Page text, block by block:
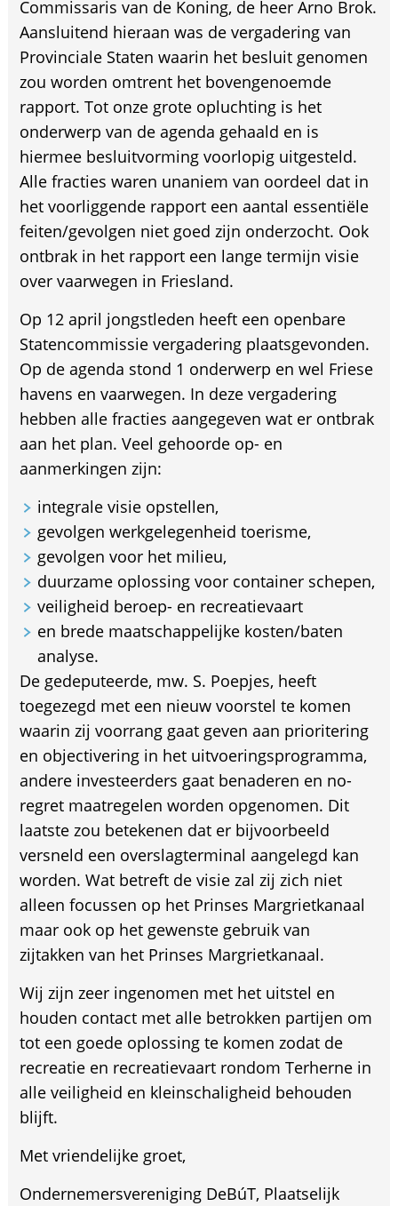
Commissaris van de Koning, de heer Arno Brok.
Aansluitend hieraan was de vergadering van
Provinciale Staten waarin het besluit genomen
zou worden omtrent het bovengenoemde
rapport. Tot onze grote opluchting is het
onderwerp van de agenda gehaald en is
hiermee besluitvorming voorlopig uitgesteld.
Alle fracties waren unaniem van oordeel dat in
het voorliggende rapport een aantal essentiële
feiten/gevolgen niet goed zijn onderzocht. Ook
ontbrak in het rapport een lange termijn visie
over vaarwegen in Friesland.
Op 12 april jongstleden heeft een openbare
Statencommissie vergadering plaatsgevonden.
Op de agenda stond 1 onderwerp en wel Friese
havens en vaarwegen. In deze vergadering
hebben alle fracties aangegeven wat er ontbrak
aan het plan. Veel gehoorde op- en
aanmerkingen zijn:
integrale visie opstellen,
gevolgen werkgelegenheid toerisme,
gevolgen voor het milieu,
duurzame oplossing voor container schepen,
veiligheid beroep- en recreatievaart
en brede maatschappelijke kosten/baten
analyse.
De gedeputeerde, mw. S. Poepjes, heeft
toegezegd met een nieuw voorstel te komen
waarin zij voorrang gaat geven aan prioritering
en objectivering in het uitvoeringsprogramma,
andere investeerders gaat benaderen en no-
regret maatregelen worden opgenomen. Dit
laatste zou betekenen dat er bijvoorbeeld
versneld een overslagterminal aangelegd kan
worden. Wat betreft de visie zal zij zich niet
alleen focussen op het Prinses Margrietkanaal
maar ook op het gewenste gebruik van
zijtakken van het Prinses Margrietkanaal.
Wij zijn zeer ingenomen met het uitstel en
houden contact met alle betrokken partijen om
tot een goede oplossing te komen zodat de
recreatie en recreatievaart rondom Terherne in
alle veiligheid en kleinschaligheid behouden
blijft.
Met vriendelijke groet,
Ondernemersvereniging DeBúT, Plaatselijk